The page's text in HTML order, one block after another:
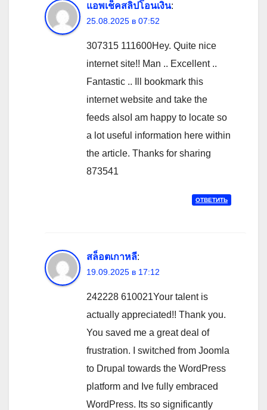
แอพเช็คสลิปโอนเงิน:
25.08.2025 в 07:52
307315 111600Hey. Quite nice
internet site!! Man .. Excellent ..
Fantastic .. Ill bookmark this
internet website and take the
feeds alsoI am happy to locate so
a lot useful information here within
the article. Thanks for sharing
873541
ОТВЕТИТЬ
สล็อตเกาหลี:
19.09.2025 в 17:12
242228 610021Your talent is
actually appreciated!! Thank you.
You saved me a great deal of
frustration. I switched from Joomla
to Drupal towards the WordPress
platform and Ive fully embraced
WordPress. Its so significantly